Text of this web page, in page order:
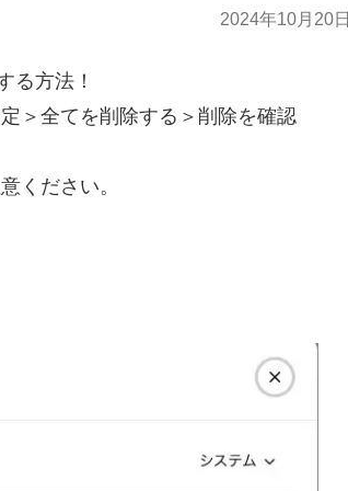
2024年10月20日
る方法！
＞全てを削除する＞削除を確認
ください。